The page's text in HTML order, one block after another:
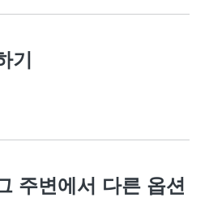
기
주변에서 다른 옵션